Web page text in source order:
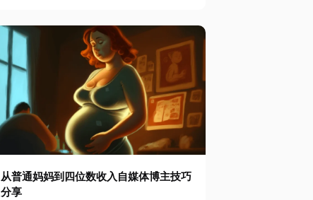
从普通妈妈到四位数收入自媒体博主技巧
分享